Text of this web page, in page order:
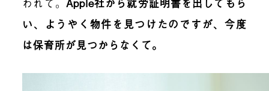
い、ようやく物件を見つけたのですが、今度
は保育所が見つからなくて。